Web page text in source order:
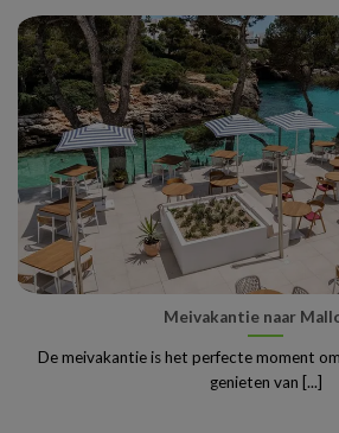
Meivakantie naar
De meivakantie is het perfecte moment
genieten van [...]